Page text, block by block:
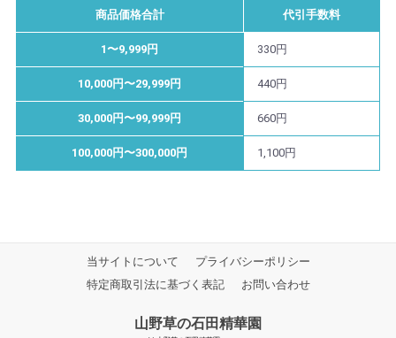
商品価格合計
代引手数料
1〜9,999円 330円
10,000円〜29,999円 440円
30,000円〜99,999円 660円
100,000円〜300,000円 1,100円
当サイトについて
プライバシーポリシー
特定商取引法に基づく表記
お問い合わせ
山野草の石田精華園